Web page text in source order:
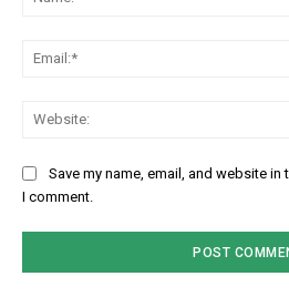
Save my name, email, and website
I comment.